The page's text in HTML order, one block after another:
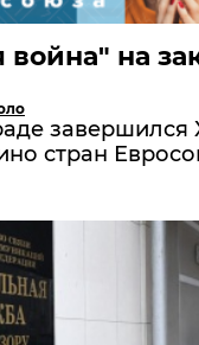
война" на
завершился
стран